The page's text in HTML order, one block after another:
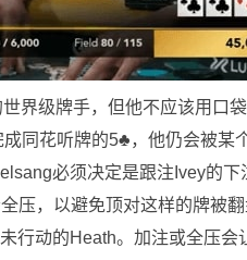
界级牌手，但他不应该用口
同花听牌的5♣，他仍会被某
必须决定是跟注Ivey的
压，以避免顶对这样的牌被翻
行动的Heath。加注或全压